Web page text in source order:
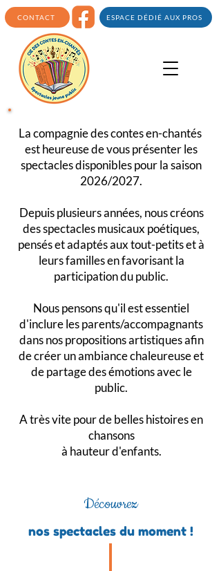
ESPACE DÉDIÉ AUX PROS
CONTACT
La compagnie des contes en-chantés
est heureuse de vous présenter les
spectacles disponibles pour la saison
2026/2027.
Depuis plusieurs années, nous créons
des spectacles musicaux poétiques,
pensés et adaptés aux tout-petits et à
leurs familles en favorisant la
participation du public.
Nous pensons qu'il est essentiel
d'inclure les parents/accompagnants
dans nos propositions artistiques afin
de créer un ambiance chaleureuse et
de partage des émotions avec le
public.
A très vite pour de belles histoires en
chansons
à hauteur d'enfants.
Découvrez
nos spectacles du moment !